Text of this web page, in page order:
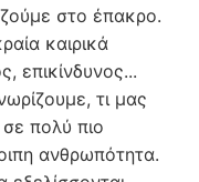
στο έπακρο.
καιρικά
επικίνδυνος...
τι μας
πολύ πιο
ανθρωπότητα.